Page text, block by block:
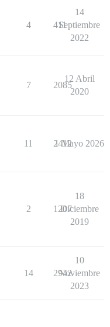
4 411
14
Septiembre
2022
7 2085
12 Abril
2020
11 2412
1 Mayo 2026
2 1207
18
Diciembre
2019
14 2942
10
Noviembre
2023